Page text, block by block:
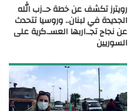
رويترز تكشف عن خطة حـ.زب الله
الجديدة في لبنان.. وروسيا تتحدث
عن نجاح تجـ.اربها العسـ.كرية على
السوريين